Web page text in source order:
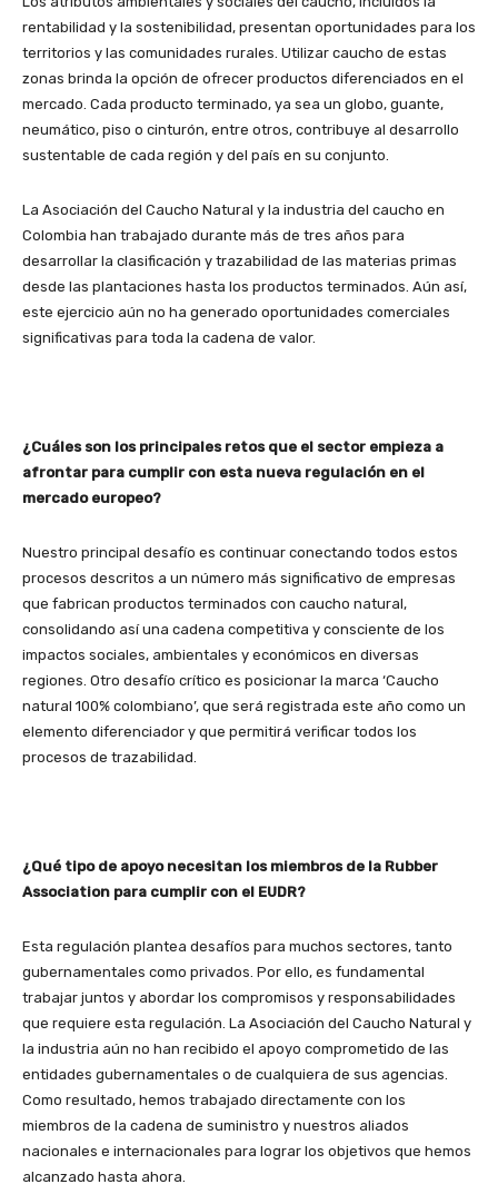
rentabilidad y la sostenibilidad, presentan oportunidades para los
territorios y las comunidades rurales. Utilizar caucho de estas
zonas brinda la opción de ofrecer productos diferenciados en el
mercado. Cada producto terminado, ya sea un globo, guante,
neumático, piso o cinturón, entre otros, contribuye al desarrollo
sustentable de cada región y del país en su conjunto.
La Asociación del Caucho Natural y la industria del caucho en
Colombia han trabajado durante más de tres años para
desarrollar la clasificación y trazabilidad de las materias primas
desde las plantaciones hasta los productos terminados. Aún así,
este ejercicio aún no ha generado oportunidades comerciales
significativas para toda la cadena de valor.
¿Cuáles son los principales retos que el sector empieza a
afrontar para cumplir con esta nueva regulación en el
mercado europeo?
Nuestro principal desafío es continuar conectando todos estos
procesos descritos a un número más significativo de empresas
que fabrican productos terminados con caucho natural,
consolidando así una cadena competitiva y consciente de los
impactos sociales, ambientales y económicos en diversas
regiones. Otro desafío crítico es posicionar la marca ‘Caucho
natural 100% colombiano’, que será registrada este año como un
elemento diferenciador y que permitirá verificar todos los
procesos de trazabilidad.
¿Qué tipo de apoyo necesitan los miembros de la Rubber
Association para cumplir con el EUDR?
Esta regulación plantea desafíos para muchos sectores, tanto
gubernamentales como privados. Por ello, es fundamental
trabajar juntos y abordar los compromisos y responsabilidades
que requiere esta regulación. La Asociación del Caucho Natural y
la industria aún no han recibido el apoyo comprometido de las
entidades gubernamentales o de cualquiera de sus agencias.
Como resultado, hemos trabajado directamente con los
miembros de la cadena de suministro y nuestros aliados
nacionales e internacionales para lograr los objetivos que hemos
alcanzado hasta ahora.